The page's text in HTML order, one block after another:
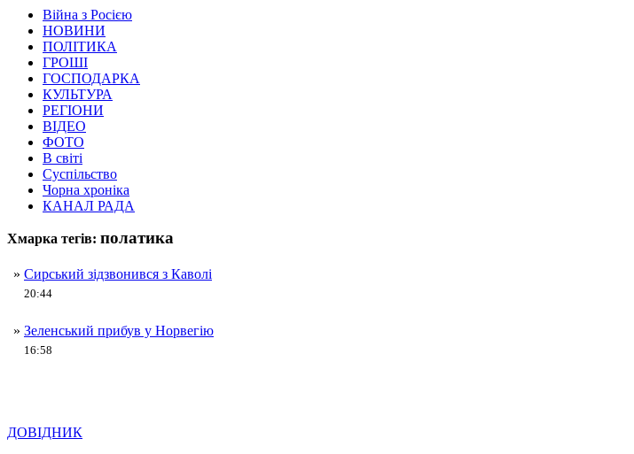
Війна з Росією
НОВИНИ
ПОЛІТИКА
ГРОШІ
ГОСПОДАРКА
КУЛЬТУРА
РЕГІОНИ
ВІДЕО
ФОТО
В світі
Суспільство
Чорна хроніка
КАНАЛ РАДА
Хмарка тегів: полатика
» Сирський зідзвонився з Каволі
20:44
» Зеленський прибув у Норвегію
16:58
ДОВІДНИК